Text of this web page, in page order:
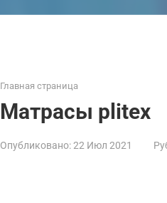
Главная страница
Матрасы plitex
Опубликовано:22 Июл 2021